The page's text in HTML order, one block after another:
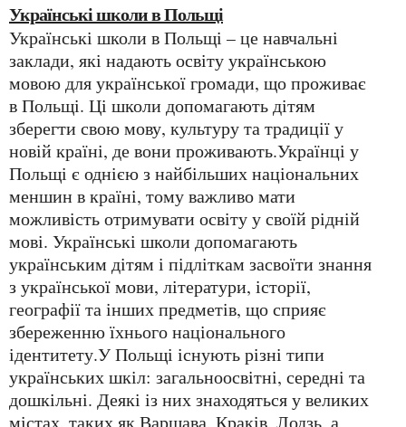
Українські школи в Польщі
Українські школи в Польщі – це навчальні
заклади, які надають освіту українською
мовою для української громади, що проживає
в Польщі. Ці школи допомагають дітям
зберегти свою мову, культуру та традиції у
новій країні, де вони проживають.Українці у
Польщі є однією з найбільших національних
меншин в країні, тому важливо мати
можливість отримувати освіту у своїй рідній
мові. Українські школи допомагають
українським дітям і підліткам засвоїти знання
з української мови, літератури, історії,
географії та інших предметів, що сприяє
збереженню їхнього національного
ідентитету.У Польщі існують різні типи
українських шкіл: загальноосвітні, середні та
дошкільні. Деякі із них знаходяться у великих
містах, таких як Варшава, Краків, Лодзь, а